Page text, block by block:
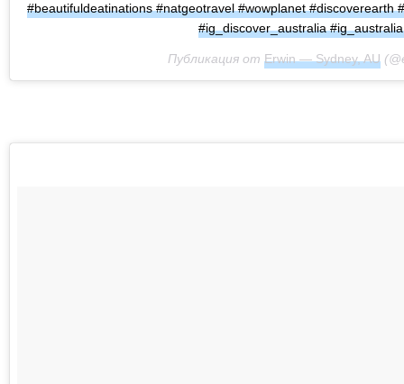
#beautifuldeatinations #natgeotravel #wowplanet
#ig_discover_australia
Публикация от Erwin — Sydney, AU